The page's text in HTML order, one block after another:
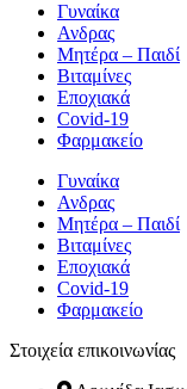
Γυναίκα
Ανδρας
Μητέρα – Παιδί
Βιταμίνες
Εποχιακά
Covid-19
Φαρμακείο
Γυναίκα
Ανδρας
Μητέρα – Παιδί
Βιταμίνες
Εποχιακά
Covid-19
Φαρμακείο
Στοιχεία επικοινωνίας